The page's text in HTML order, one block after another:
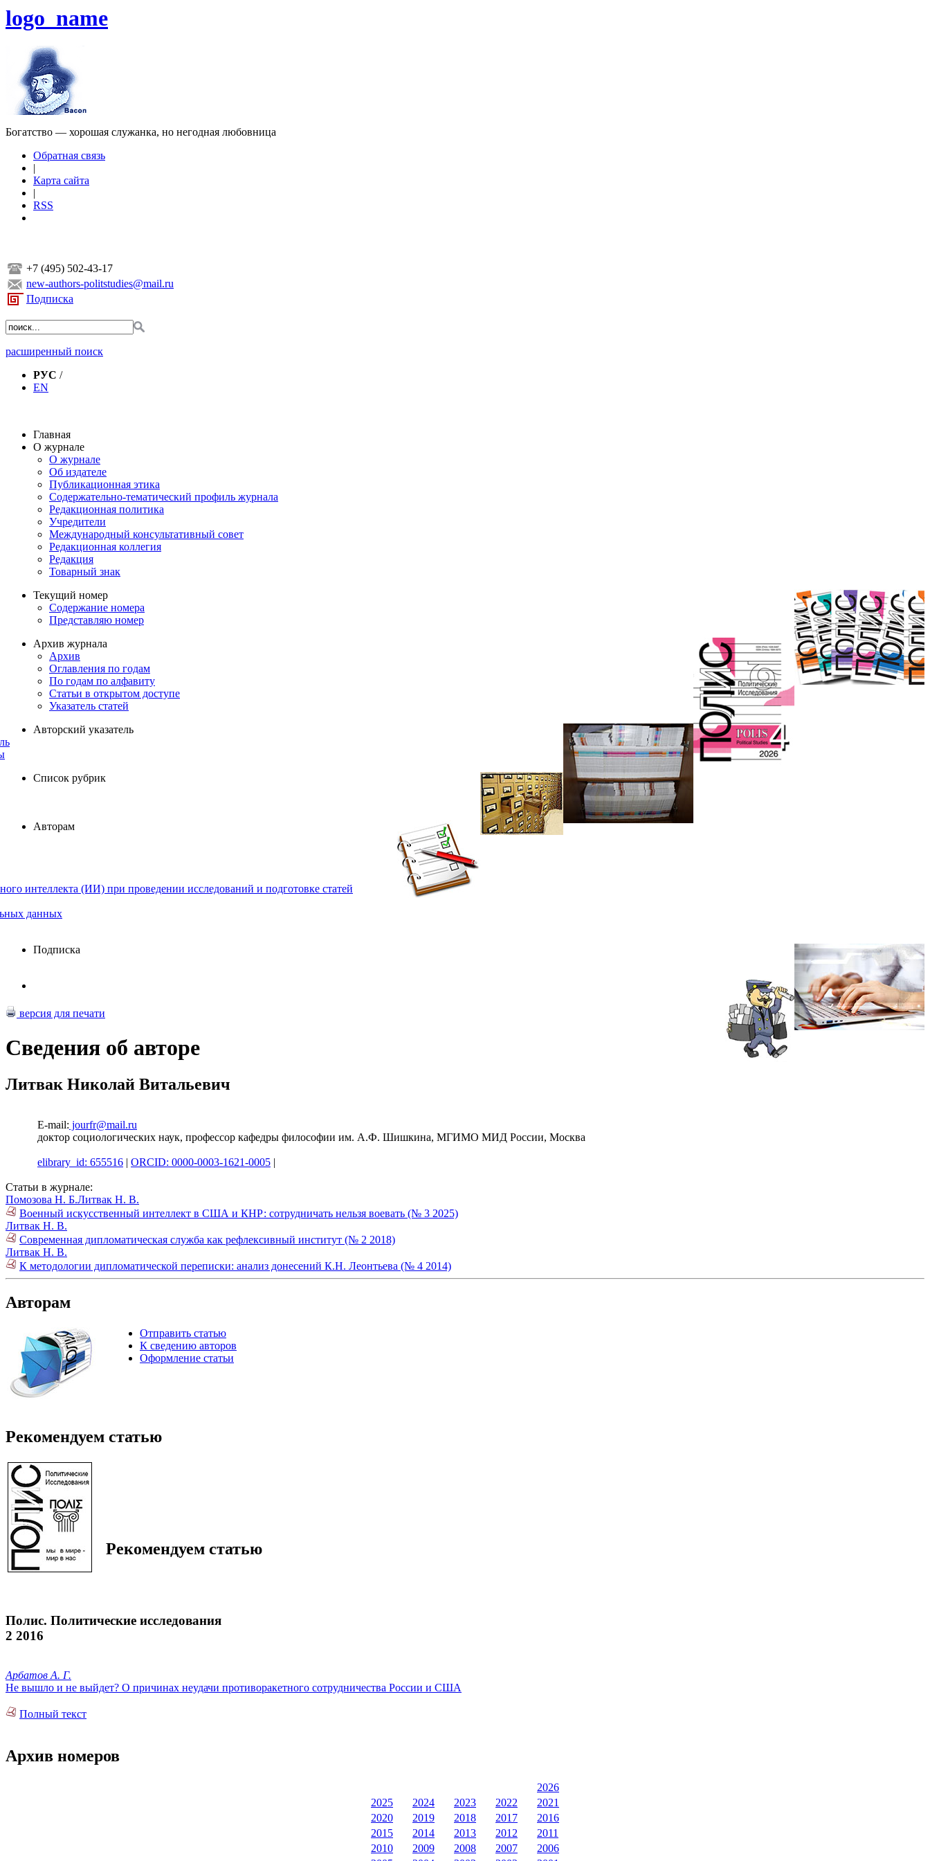
logo_name
Богатство — хорошая служанка, но негодная любовница
Обратная связь
|
Карта сайта
|
RSS
+7 (495) 502-43-17
new-authors-politstudies@mail.ru
Подписка
расширенный поиск
РУС /
EN
Главная
О журнале
О журнале
Об издателе
Публикационная этика
Содержательно-тематический профиль журнала
Редакционная политика
Учредители
Международный консультативный совет
Редакционная коллегия
Редакция
Товарный знак
Текущий номер
Содержание номера
Представляю номер
Архив журнала
Архив
Оглавления по годам
По годам по алфавиту
Статьи в открытом доступе
Указатель статей
Авторский указатель
Список рубрик
Авторам
интеллекта (ИИ) при проведении исследований и подготовке статей
данных
Подписка
версия для печати
Сведения об авторе
Литвак Николай Витальевич
E-mail: jourfr@mail.ru
доктор социологических наук, профессор кафедры философии им. А.Ф. Шишкина, МГИМО МИД России, Москва
elibrary_id: 655516 | ORCID: 0000-0003-1621-0005 |
Статьи в журнале:
Помозова Н. Б.Литвак Н. В.
Военный искусственный интеллект в США и КНР: сотрудничать нельзя воевать (№ 3 2025)
Литвак Н. В.
Современная дипломатическая служба как рефлексивный институт (№ 2 2018)
Литвак Н. В.
К методологии дипломатической переписки: анализ донесений К.Н. Леонтьева (№ 4 2014)
Авторам
Отправить статью
К сведению авторов
Оформление статьи
Рекомендуем статью
Рекомендуем статью
Полис. Политические исследования
2 2016
Арбатов А. Г.
Не вышло и не выйдет? О причинах неудачи противоракетного сотрудничества России и США
Полный текст
Архив номеров
2026
2025
2024 2023 2022
2021
2020
2019 2018 2017
2016
2015
2014 2013 2012
2011
2010
2009 2008 2007
2006